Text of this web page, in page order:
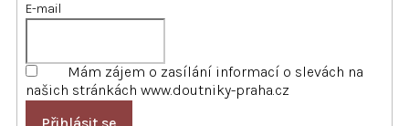
E-mail
Mám zájem o zasílání informací o slevách na
našich stránkách www.doutniky-praha.cz